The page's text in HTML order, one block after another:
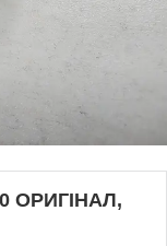
ОРИГІНАЛ,